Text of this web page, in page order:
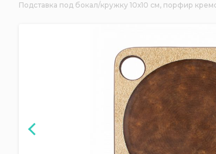
Подставка под бокал/кружку 10х10 см, порфир